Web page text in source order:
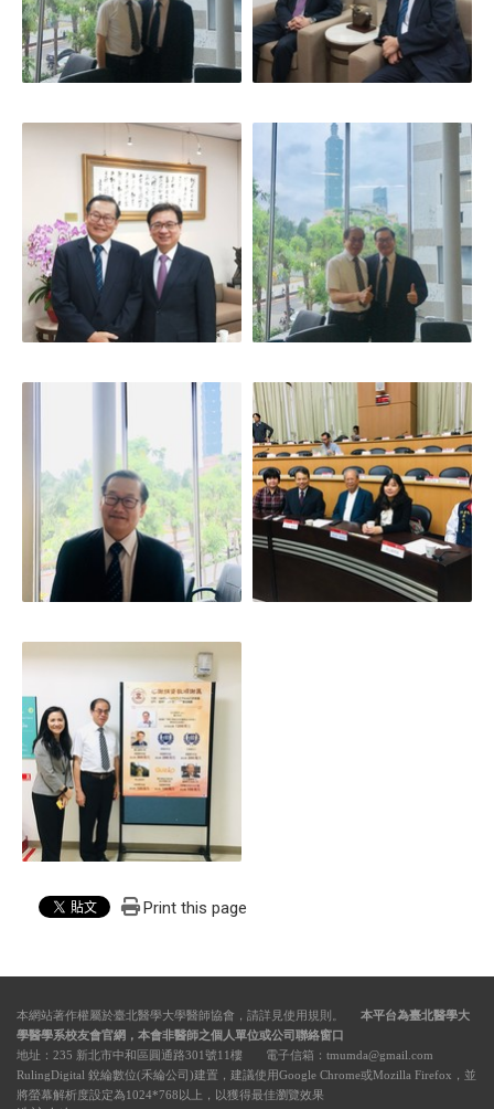
Print this page
本網站著作權屬於臺北醫學大學醫師協會，請詳見使用規則
本平台為臺北醫學大
學醫學系校友會官網，本會非醫師之個人單位或公司聯絡窗口
地址：235 新北市中和區圓通路301號11樓 電子信箱：tmumda@gmail.com
RulingDigital 銳綸數位(禾綸公司)建置，建議使用Google Chrome或Mozilla Firefox，並
將螢幕解析度設定為1024*768以上，以獲得最佳瀏覽效果